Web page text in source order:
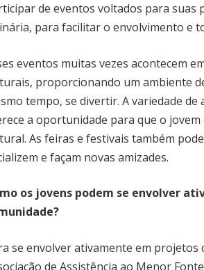
de eventos voltados para suas
para facilitar o envolvimento e
eventos muitas vezes acontecem
proporcionando um ambiente
tempo, se divertir. A variedade
a oportunidade para que o
As feiras e festivais também
e façam novas amizades.
os jovens podem se envolver
se envolver ativamente em
de Assistência ao Menor